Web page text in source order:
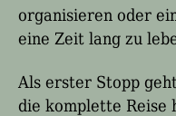
organisieren oder
eine Zeit lang zu
Als erster Stopp g
die komplette Reise